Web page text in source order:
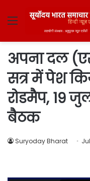
Menu
अपना दल
सत्र में पेश
रोडमैप, 19
बैठक
Suryoday Bharat